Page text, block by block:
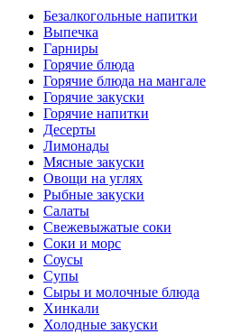
Безалкогольные напитки
Выпечка
Гарниры
Горячие блюда
Горячие блюда на мангале
Горячие закуски
Горячие напитки
Десерты
Лимонады
Мясные закуски
Овощи на углях
Рыбные закуски
Салаты
Свежевыжатые соки
Соки и морс
Соусы
Супы
Сыры и молочные блюда
Хинкали
Холодные закуски